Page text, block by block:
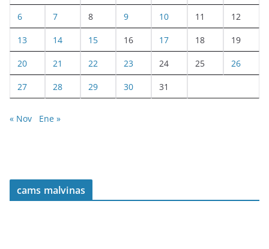
6 7 8 9 10 11 12
13 14 15 16 17 18 19
20 21 22 23 24 25 26
27 28 29 30 31
« Nov Ene »
cams malvinas